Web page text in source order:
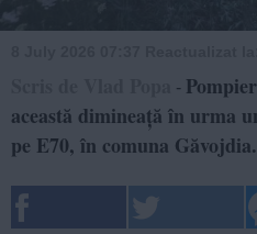
-
această dimineață în urma
pe E70, în comuna Găvojdia.